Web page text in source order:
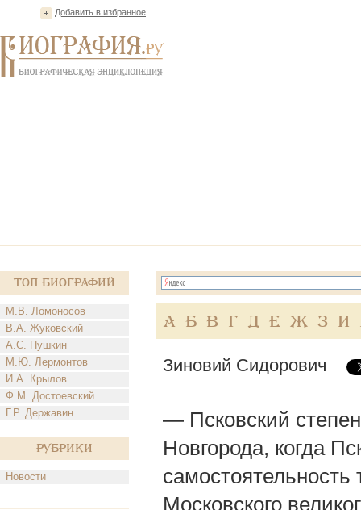
Добавить в избранное
Топ Биографий
М.В. Ломоносов
В.А. Жуковский
А.С. Пушкин
М.Ю. Лермонтов
И.А. Крылов
Ф.М. Достоевский
Г.Р. Державин
Рубрики
Новости
А Б В Г Д Е Ж З И
Зиновий Сидорович
— Псковский
Новгорода, когда
самостоятельность
Московского